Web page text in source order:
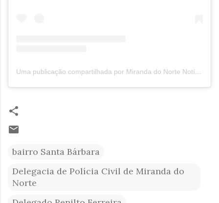
Uma publicação compartilhada por Miranda do Norte Notícias MNN (@mirandadonorte_noticias)
bairro Santa Bárbara
Delegacia de Polícia Civil de Miranda do
Norte